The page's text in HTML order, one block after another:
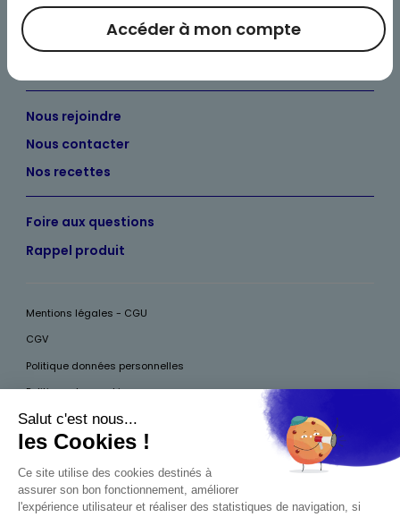
Maxicado
Parrainage
Nous rejoindre
Nous contacter
Nos recettes
Foire aux questions
Rappel produit
Mentions légales - CGU
CGV
Politique données personnelles
Politique des cookies
Accessibilité
Pour votre santé, mangez au moins cinq fruits et légumes par jour, plus
d’infos surwww.mangerbouger.fr
Accéder à mon compte